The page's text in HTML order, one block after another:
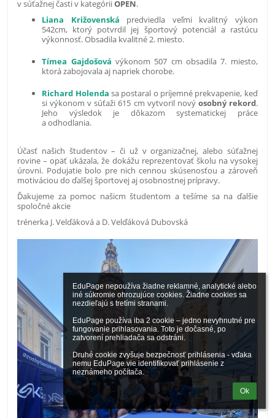
EduPage nepoužíva žiadne reklamné, analytické alebo
iné súkromie ohrozujúce cookies. Žiadne cookies sa
nezdieľajú s tretími stranami.
EduPage používa iba 2 cookie – jedno nevyhnutné pre
fungovanie prihlasovania. Toto je dočasné, po
zatvorení prehliadača sa odstráni.
Druhé cookie zvyšuje bezpečnosť prihlásenia - vďaka
nemu EduPage vie identifikovať prihlásenie z
neznámeho počítača.
Ok
v súťažnej časti v kategóriiOPEN.
Liana
Križovenská predviedla veľmi kvalitný výkon
542cm, ktorý potvrdil jej športový potenciál a rastúcu
výkonnosť. Obsadila kvalitné 2. miesto.
Tímea Gajdošová výkonom 507 cm obsadila 7. miesto,
ktorá zabojovala aj napriek chorobe.
Richard Holenda sa postaral o príjemné prekvapenie, keď
si výkonom v súťaži 615 cm vytvoril nový osobný rekord.
Jeho výsledok je dôkazom systematickej práce
a odhodlania.
Účasť našich študentov – či už v organizačnej, alebo súťažnej
rovine – opäť ukázala, že dokážu reprezentovať školu na vysokej
úrovni. Podujatie bolo pre nich cennou skúsenosťou a zároveň
motiváciou do ďalšej športovej aj osobnostnej prípravy.
Ďakujeme za pomoc našicm študentom a tešíme sa na ďalšie
spoločné akcie
trénerka J. Velďáková a D. Velďáková Dubovská